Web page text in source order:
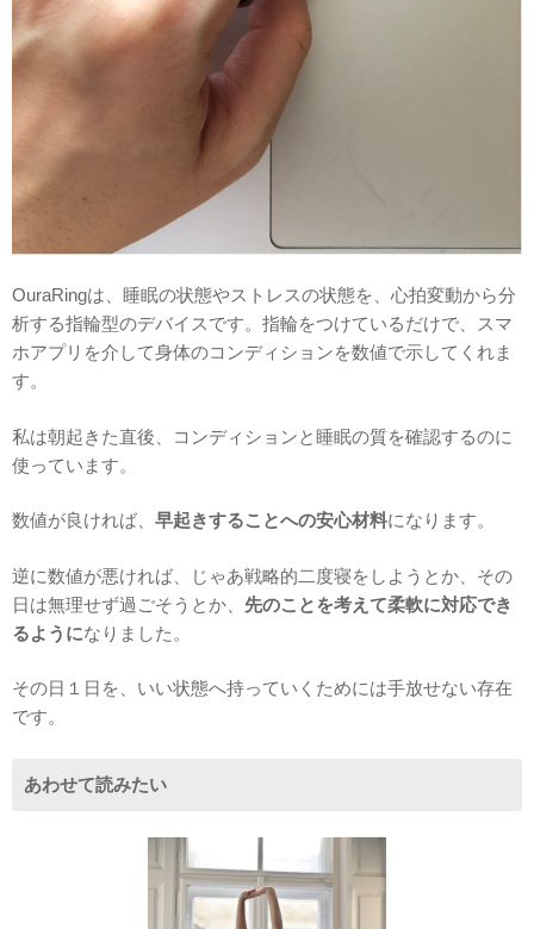
OuraRingは、睡眠の状態やストレスの状態を、心拍変動から分
析する指輪型のデバイスです。指輪をつけているだけで、スマ
ホアプリを介して身体のコンディションを数値で示してくれま
す。
私は朝起きた直後、コンディションと睡眠の質を確認するのに
使っています。
数値が良ければ、 早起きすることへの安心材料になります。
逆に数値が悪ければ、じゃあ戦略的二度寝をしようとか、その
日は無理せず過ごそうとか、 先のことを考えて柔軟に対応でき
るようになりました。
その日１日を、いい状態へ持っていくためには手放せない存在
です。
あわせて読みたい